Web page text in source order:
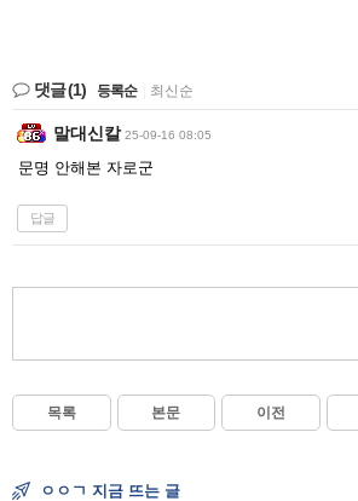
댓글(1) 등록순 최신순
말대신칼 25-09-16 08:05
문명 안해본 자로군
답글
목록 본문 이전
ㅇㅇㄱ 지금 뜨는 글